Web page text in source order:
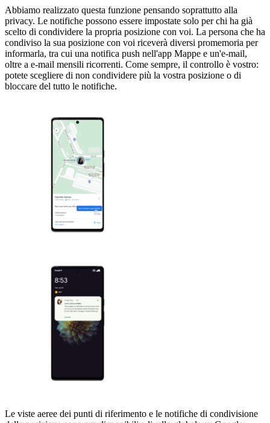
Abbiamo realizzato questa funzione pensando soprattutto alla
privacy. Le notifiche possono essere impostate solo per chi ha già
scelto di condividere la propria posizione con voi. La persona che ha
condiviso la sua posizione con voi riceverà diversi promemoria per
informarla, tra cui una notifica push nell'app Mappe e un'e-mail,
oltre a e-mail mensili ricorrenti. Come sempre, il controllo è vostro:
potete scegliere di non condividere più la vostra posizione o di
bloccare del tutto le notifiche.
Le viste aeree dei punti di riferimento e le notifiche di condivisione